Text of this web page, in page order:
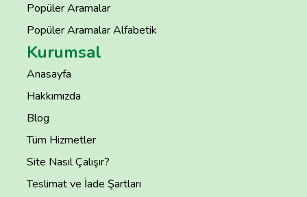
Popüler Aramalar
Popüler Aramalar Alfabetik
Kurumsal
Anasayfa
Hakkımızda
Blog
Tüm Hizmetler
Site Nasıl Çalışır?
Teslimat ve İade Şartları